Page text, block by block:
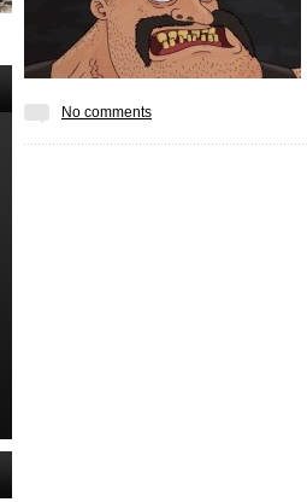
No comments